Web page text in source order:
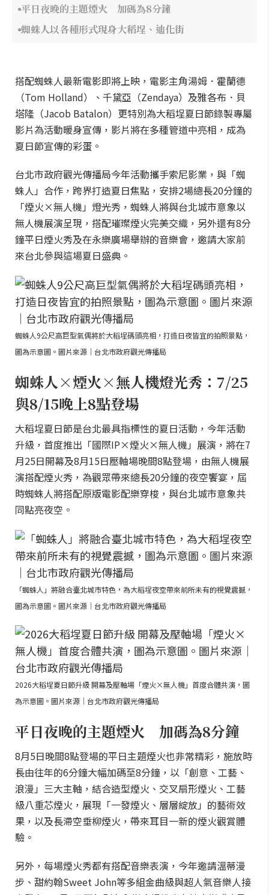
平日夜晚的主題煙火 加碼為8分鐘
蜘蛛人以各種形式現身大稻埕、迪化街
搭配蜘蛛人最新電影即將上映，電影主角湯姆．霍蘭德
（Tom Holland）、千黛亞（Zendaya）及雅各布．貝
塔隆（Jacob Batalon）更特別為大稻埕夏日節錄製專屬
影片為活動暖身宣傳，影片將在多種管道中亮相，成為
夏日節宣傳的彩蛋。
台北市政府觀光傳播局今年活動攜手索尼影業，與「蜘
蛛人」合作，跨界打造夏日焦點，安排2場總長20分鐘的
「煙火×無人機」燈光秀，蜘蛛人將與台北城市意象以
無人機展演呈現，搭配璀璨煙火完美交織，另外還有8分
鐘平日煙火秀及在永樂廣場舉辦的音樂會，邀請大家前
來台北參與這場夏日盛典。
蜘蛛人9公尺高巨型氣偶將於大稻埕碼頭亮相，打造日夜皆宜的拍照景點，
圖為示意圖。圖片來源｜台北市政府觀光傳播局
蜘蛛人×煙火×無人機燈光秀：7/25
與8/15晚上8點登場
大稻埕夏日節是台北最具指標性的夏日活動，今年活動
升級，首度推出「國際IP×煙火×無人機」展演，將在7
月25日開幕及8月15日壓軸場晚間8點登場，由無人機展
演搭配煙火秀，為觀眾帶來總長20分鐘的夜空饗宴，屆
時蜘蛛人將搭配原版電影配樂穿梭，與台北城市意象共
同點亮夜空。
「蜘蛛人」將融合臺北城市特色，為大稻埕夜空帶來前所未有的視覺震撼，
圖為示意圖。圖片來源｜台北市政府觀光傳播局
2026大稻埕夏日節升級 開幕及壓軸場「煙火×無人機」首度合體共演，圖
為示意圖。圖片來源｜台北市政府觀光傳播局
平日夜晚的主題煙火 加碼為8分鐘
8月5日晚間8點登場的平日主題煙火也非常精彩，施放時
長由往年的6分鐘大幅加碼至8分鐘，以「創意、工藝、
浪漫」三大主軸，結合造型煙火、交叉扇形煙火、工藝
級八重芯煙火，展現「一發煙火、層層綻放」的藝術效
果，以及長滯空垂柳煙火，帶來耳目一新的煙火觀賞體
驗。
另外，每場煙火秀都有搭配音樂表演，今年邀請溫蒂漫
步、甜約翰Sweet John等多組金曲級與超人氣音樂人接